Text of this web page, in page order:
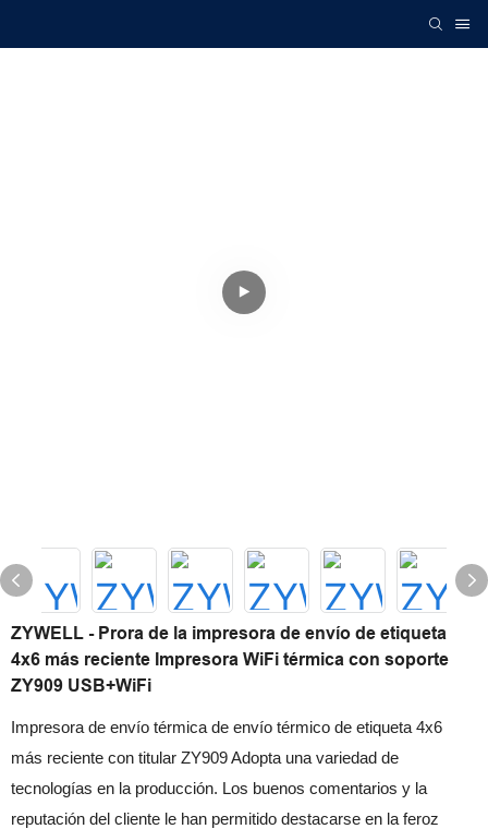
ZYWELL - Prora de la impresora de envío de etiqueta
4x6 más reciente Impresora WiFi térmica con soporte
ZY909 USB+WiFi
Impresora de envío térmica de envío térmico de etiqueta 4x6
más reciente con titular ZY909 Adopta una variedad de
tecnologías en la producción. Los buenos comentarios y la
reputación del cliente le han permitido destacarse en la feroz